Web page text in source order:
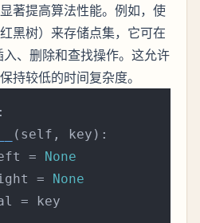
著提高算法性能。例如，使
红黑树）来存储点集，它可在
n)
、删除和查找操作。这允许
持较低的时间复杂度。
:
( self, key ):
= None
= None
= key